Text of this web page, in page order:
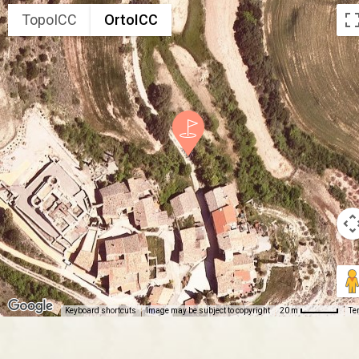
TopoICC OrtoICC
Keyboard shortcuts Image may be subject to copyright 20 m